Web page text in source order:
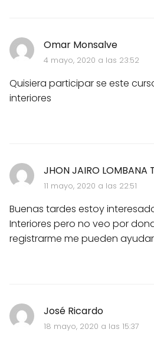
Omar Monsalve
4 mayo, 2020 a las 23:52
Quisiera participar se este
interiores
JHON JAIRO LOMBANA
11 mayo, 2020 a las 22:51
Buenas tardes estoy
Interiores pero no veo por
registrarme me pueden
José Ricardo
18 mayo, 2020 a las 15:37